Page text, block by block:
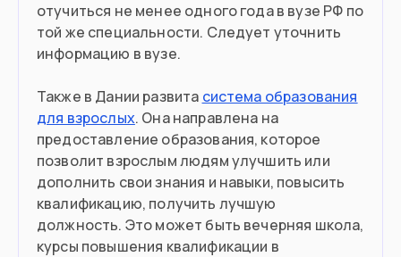
отучиться не менее одного года в вузе РФ по
той же специальности. Следует уточнить
информацию в вузе.
Также в Дании развита система образования
для взрослых. Она направлена на
предоставление образования, которое
позволит взрослым людям улучшить или
дополнить свои знания и навыки, повысить
квалификацию, получить лучшую
должность. Это может быть вечерняя школа,
курсы повышения квалификации в